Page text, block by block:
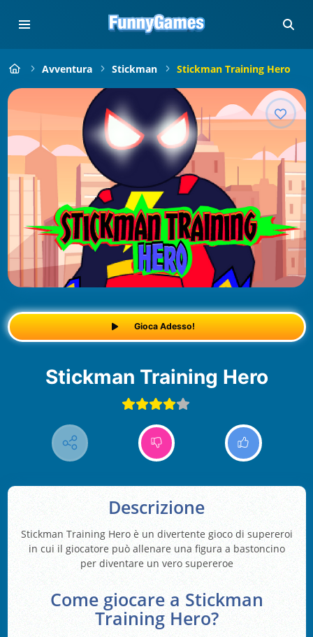
Avventura Stickman Stickman Training Hero
Gioca Adesso!
Stickman Training Hero
Descrizione
Stickman Training Hero è un divertente gioco di supereroi
in cui il giocatore può allenare una figura a bastoncino
per diventare un vero supereroe
Come giocare a Stickman
Training Hero?